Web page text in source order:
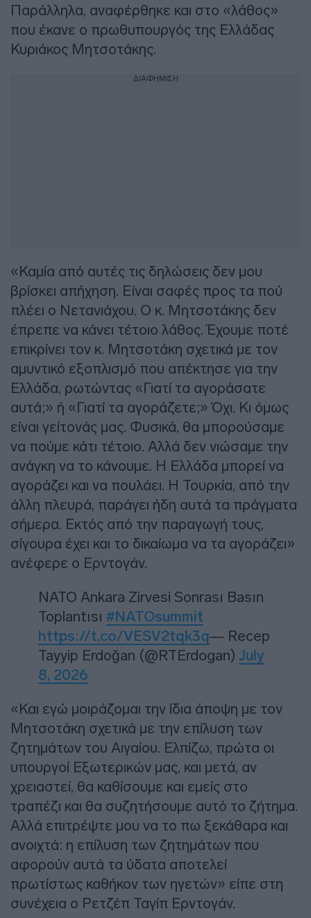
Παράλληλα, αναφέρθηκε και στο «λάθος»
που έκανε ο πρωθυπουργός της Ελλάδας
Κυριάκος Μητσοτάκης.
ΔΙΑΦΗΜΙΣΗ
«Καμία από αυτές τις δηλώσεις δεν μου
βρίσκει απήχηση. Είναι σαφές προς τα πού
πλέει ο Νετανιάχου. Ο κ. Μητσοτάκης δεν
έπρεπε να κάνει τέτοιο λάθος. Έχουμε ποτέ
επικρίνει τον κ. Μητσοτάκη σχετικά με τον
αμυντικό εξοπλισμό που απέκτησε για την
Ελλάδα, ρωτώντας «Γιατί τα αγοράσατε
αυτά;» ή «Γιατί τα αγοράζετε;» Όχι. Κι όμως
είναι γείτονάς μας. Φυσικά, θα μπορούσαμε
να πούμε κάτι τέτοιο. Αλλά δεν νιώσαμε την
ανάγκη να το κάνουμε. Η Ελλάδα μπορεί να
αγοράζει και να πουλάει. Η Τουρκία, από την
άλλη πλευρά, παράγει ήδη αυτά τα πράγματα
σήμερα. Εκτός από την παραγωγή τους,
σίγουρα έχει και το δικαίωμα να τα αγοράζει»
ανέφερε ο Ερντογάν.
NATO Ankara Zirvesi Sonrası Basın
Toplantısı #NATOsummit
https://t.co/VESV2tqk3q— Recep
Tayyip Erdoğan (@RTErdogan) July
8, 2026
«Και εγώ μοιράζομαι την ίδια άποψη με τον
Μητσοτάκη σχετικά με την επίλυση των
ζητημάτων του Αιγαίου. Ελπίζω, πρώτα οι
υπουργοί Εξωτερικών μας, και μετά, αν
χρειαστεί, θα καθίσουμε και εμείς στο
τραπέζι και θα συζητήσουμε αυτό το ζήτημα.
Αλλά επιτρέψτε μου να το πω ξεκάθαρα και
ανοιχτά: η επίλυση των ζητημάτων που
αφορούν αυτά τα ύδατα αποτελεί
πρωτίστως καθήκον των ηγετών» είπε στη
συνέχεια ο Ρετζέπ Ταγίπ Ερντογάν.